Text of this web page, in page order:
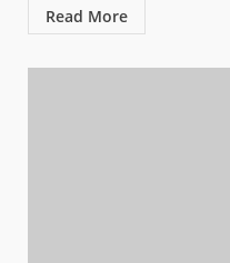
Read More